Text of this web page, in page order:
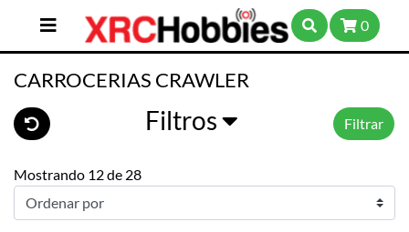
0
CARROCERIAS CRAWLER
Filtros Filtrar
Mostrando 12 de 28